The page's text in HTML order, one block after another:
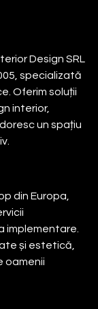
Design SRL
specializată
Oferim soluții
interior,
un spațiu
din Europa,
implementare.
și estetică,
oamenii